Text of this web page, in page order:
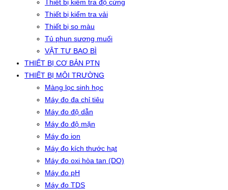
Thiết bị kiểm tra độ cứng
Thiết bị kiểm tra vải
Thiết bị so màu
Tủ phun sương muối
VẬT TƯ BAO BÌ
THIẾT BỊ CƠ BẢN PTN
THIẾT BỊ MÔI TRƯỜNG
Màng lọc sinh học
Máy đo đa chỉ tiêu
Máy đo độ dẫn
Máy đo độ mặn
Máy đo ion
Máy đo kích thước hạt
Máy đo oxi hòa tan (DO)
Máy đo pH
Máy đo TDS